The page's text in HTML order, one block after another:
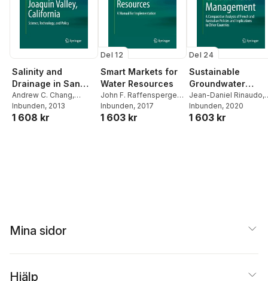
Salinity and
Drainage in San
Joaquin Valley,
California
Andrew C. Chang,
Deborah Brawer Silva
Inbunden, 2013
1 608 kr
Del 12
Smart Markets for
Water Resources
John F. Raffensperger ,
Mark W. Milke
Inbunden, 2017
1 603 kr
Del 24
Sustainable
Groundwater
Management
Jean-Daniel Rinaudo,
Cameron Holley
Barnett ,Marielle
Inbunden, 2020
1 603 kr
Mina sidor
Hjälp